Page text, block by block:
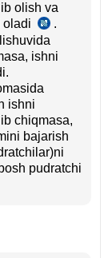
olish va
oladi
FK
631-
m.
q.
.
ishni
ishni
chiqmasa,
bajarish
pudratchi